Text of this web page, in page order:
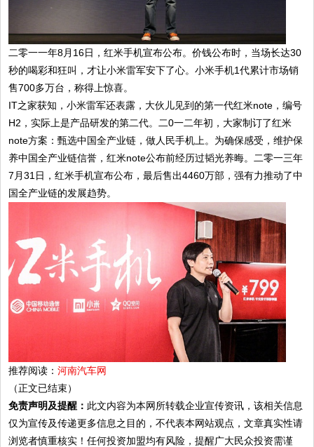
二零一一年8月16日，红米手机宣布公布。价钱公布时，当场长达30
秒的喝彩和狂叫，才让小米雷军安下了心。小米手机1代累计市场销
售700多万台，称得上惊喜。
IT之家获知，小米雷军还表露，大伙儿见到的第一代红米note，编号
H2，实际上是产品研发的第二代。二0一二年初，大家制订了红米
note方案：甄选中国全产业链，做人民手机上。为确保感受，维护保
养中国全产业链信誉，红米note公布前经历过韬光养晦。二零一三年
7月31日，红米手机宣布公布，最后售出4460万部，强有力推动了中
国全产业链的发展趋势。
推荐阅读：河南汽车网
（正文已结束）
免责声明及提醒： 此文内容为本网所转载企业宣传资讯，该相关信息
仅为宣传及传递更多信息之目的，不代表本网站观点，文章真实性请
浏览者慎重核实！任何投资加盟均有风险，提醒广大民众投资需谨